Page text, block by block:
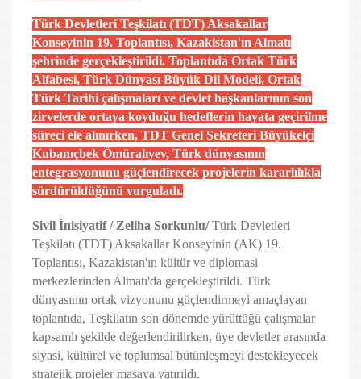
Türk Devletleri Teşkilatı (TDT) Aksakallar
Konseyinin 19. Toplantısı, Kazakistan'ın Almatı
şehrinde gerçekleştirildi. Toplantıda Ortak Türk
Alfabesi, Türk Dünyası Büyük Dil Modeli, Ortak
Türk Tarihi çalışmaları ve devlet başkanlarının son
zirvelerde ortaya koyduğu hedeflerin hayata geçirilme
süreci ele alınırken, TDT Genel Sekreteri Büyükelçi
Kubanıçbek Ömüralıyev, Türk dünyasının
entegrasyonunu güçlendirecek projelerin kararlılıkla
sürdürüldüğünü vurguladı.
Sivil İnisiyatif / Zeliha Sorkunlu/Türk Devletleri
Teşkilatı (TDT) Aksakallar Konseyinin (AK) 19.
Toplantısı, Kazakistan'ın kültür ve diplomasi
merkezlerinden Almatı'da gerçekleştirildi. Türk
dünyasının ortak vizyonunu güçlendirmeyi amaçlayan
toplantıda, Teşkilatın son dönemde yürüttüğü çalışmalar
kapsamlı şekilde değerlendirilirken, üye devletler arasında
siyasi, kültürel ve toplumsal bütünleşmeyi destekleyecek
stratejik projeler masaya yatırıldı.